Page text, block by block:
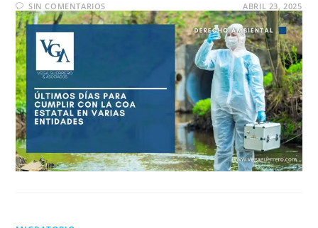
SIN COMENTARIOS ABRIL 23, 2025